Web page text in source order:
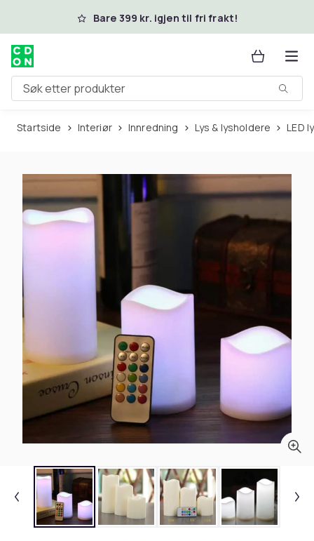
Hopp til hovedinnholdBare 399 kr. igjen til fri frakt!
Søk etter produkter
Startside Interiør Innredning Lys & lysholdere LED